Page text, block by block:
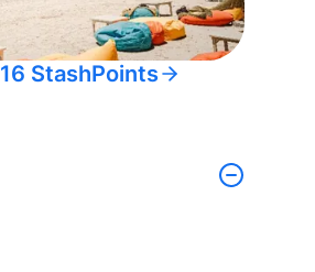
16 StashPoints